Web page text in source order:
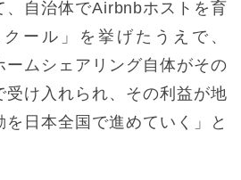
、自治体でAirbnbホストを育
ール」を挙げたうえで、
ームシェアリング自体がその
受け入れられ、その利益が地
日本全国で進めていく」と